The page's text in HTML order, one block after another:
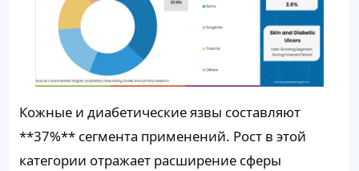
Кожные и диабетические язвы составляют
**37%** сегмента применений. Рост в этой
категории отражает расширение сферы